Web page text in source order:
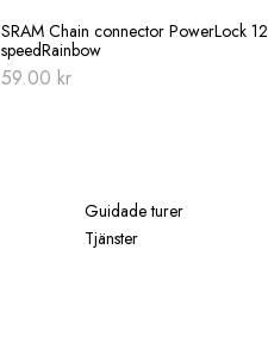
SRAM Chain connector PowerLock 12
speedRainbow
59.00 kr
Guidade turer
Tjänster